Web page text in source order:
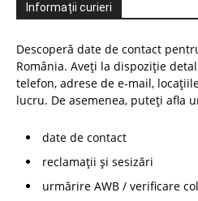
Informații curieri
Descoperă date de contact
România. Aveți la dispoziție
telefon, adrese de e-mail,
lucru. De asemenea, puteți afla
date de contact
reclamații și sesizări
urmărire AWB / verificare